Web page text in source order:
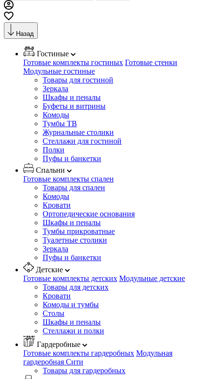
Назад
Гостиные
Готовые комплекты гостиных Готовые стенки
Модульные гостиные
Товары для гостиной
Зеркала
Шкафы и пеналы
Буфеты и витрины
Комоды
Тумбы ТВ
Журнальные столики
Стеллажи для гостиной
Полки
Пуфы и банкетки
Спальни
Готовые комплекты спален
Товары для спален
Комоды
Кровати
Ортопедические основания
Шкафы и пеналы
Тумбы прикроватные
Туалетные столики
Зеркала
Пуфы и банкетки
Детские
Готовые комплекты детских Модульные детские
Товары для детских
Кровати
Комоды и тумбы
Столы
Шкафы и пеналы
Стеллажи и полки
Гардеробные
Готовые комплекты гардеробных Модульная
гардеробная Сити
Товары для гардеробных